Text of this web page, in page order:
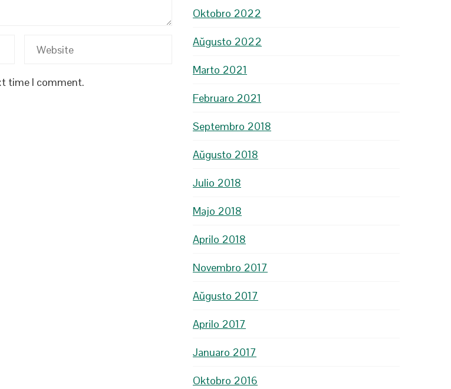
time I comment.
Oktobro 2022
Aŭgusto 2022
Marto 2021
Februaro 2021
Septembro 2018
Aŭgusto 2018
Julio 2018
Majo 2018
Aprilo 2018
Novembro 2017
Aŭgusto 2017
Aprilo 2017
Januaro 2017
Oktobro 2016